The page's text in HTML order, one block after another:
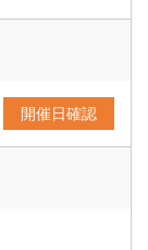
開催日確認